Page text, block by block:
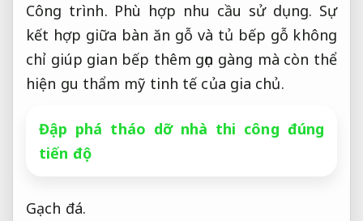
Công trình. Phù hợp nhu cầu sử dụng. Sự
kết hợp giữa bàn ăn gỗ và tủ bếp gỗ không
chỉ giúp gian bếp thêm gọn gàng mà còn thể
hiện gu thẩm mỹ tinh tế của gia chủ.
Đập phá tháo dỡ nhà thi công đúng
tiến độ
Gạch đá.